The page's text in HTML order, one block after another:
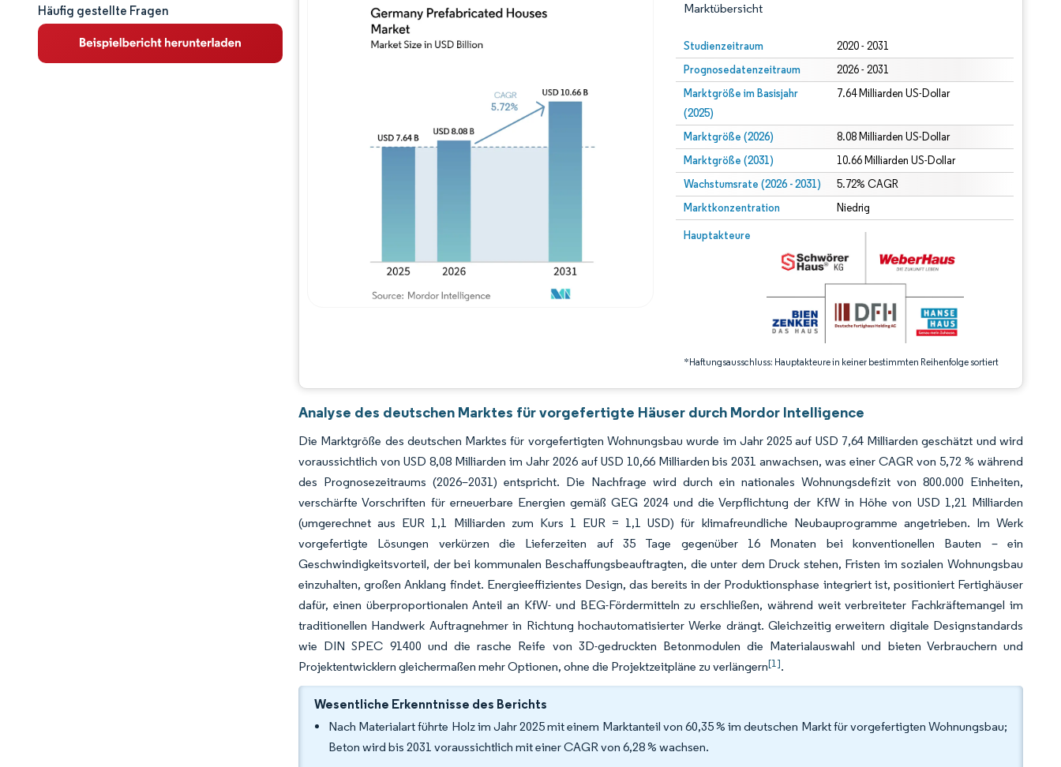
Marktanalyse
Trends und Einblicke
Häufig gestellte Fragen
Marktübersicht
Studienzeitraum 2020 - 2031
Prognosedatenzeitraum 2026 - 2031
Marktgröße im Basisjahr
(2025)
7.64 Milliarden US-Dollar
Marktgröße (2026) 8.08 Milliarden US-Dollar
Marktgröße (2031) 10.66 Milliarden US-Dollar
Wachstumsrate (2026 - 2031) 5.72% CAGR
Marktkonzentration Niedrig
Hauptakteure
*Haftungsausschluss: Hauptakteure in keiner bestimmten Reihenfolge sortiert
Bild © Mordor Intelligence. Wiederverwendung erfordert Namensnennung gemäß CC BY 4.0.
Bild © Mordor Intelligence. Wiederverwendung erfordert Namensnennung gemäß CC BY 4.0.
Analyse des deutschen Marktes für vorgefertigte Häuser durch Mordor Intelligence
Die Marktgröße des deutschen Marktes für vorgefertigten Wohnungsbau wurde im Jahr 2025 auf USD 7,64 Milliarden geschätzt und wird
voraussichtlich von USD 8,08 Milliarden im Jahr 2026 auf USD 10,66 Milliarden bis 2031 anwachsen, was einer CAGR von 5,72 % während
des Prognosezeitraums (2026–2031) entspricht. Die Nachfrage wird durch ein nationales Wohnungsdefizit von 800.000 Einheiten,
verschärfte Vorschriften für erneuerbare Energien gemäß GEG 2024 und die Verpflichtung der KfW in Höhe von USD 1,21 Milliarden
(umgerechnet aus EUR 1,1 Milliarden zum Kurs 1 EUR = 1,1 USD) für klimafreundliche Neubauprogramme angetrieben. Im Werk
vorgefertigte Lösungen verkürzen die Lieferzeiten auf 35 Tage gegenüber 16 Monaten bei konventionellen Bauten – ein
Geschwindigkeitsvorteil, der bei kommunalen Beschaffungsbeauftragten, die unter dem Druck stehen, Fristen im sozialen Wohnungsbau
einzuhalten, großen Anklang findet. Energieeffizientes Design, das bereits in der Produktionsphase integriert ist, positioniert Fertighäuser
dafür, einen überproportionalen Anteil an KfW- und BEG-Fördermitteln zu erschließen, während weit verbreiteter Fachkräftemangel im
traditionellen Handwerk Auftragnehmer in Richtung hochautomatisierter Werke drängt. Gleichzeitig erweitern digitale Designstandards
wie DIN SPEC 91400 und die rasche Reife von 3D-gedruckten Betonmodulen die Materialauswahl und bieten Verbrauchern und
Projektentwicklern gleichermaßen mehr Optionen, ohne die Projektzeitpläne zu verlängern[1].
Wesentliche Erkenntnisse des Berichts
Nach Materialart führte Holz im Jahr 2025 mit einem Marktanteil von 60,35 % im deutschen Markt für vorgefertigten Wohnungsbau;
Beton wird bis 2031 voraussichtlich mit einer CAGR von 6,28 % wachsen.